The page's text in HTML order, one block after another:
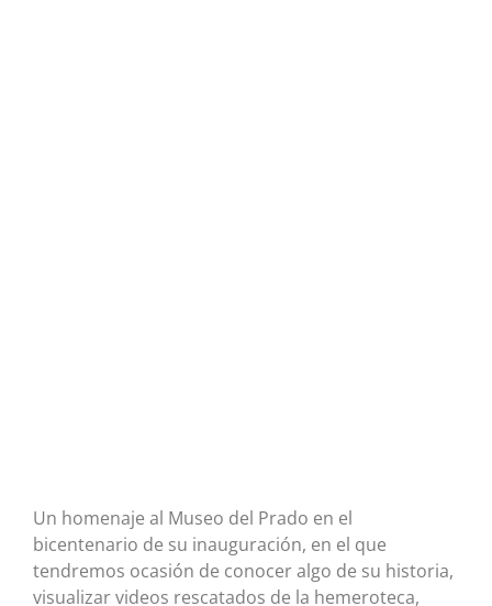
Un homenaje al Museo del Prado en el
bicentenario de su inauguración, en el que
tendremos ocasión de conocer algo de su historia,
visualizar videos rescatados de la hemeroteca,